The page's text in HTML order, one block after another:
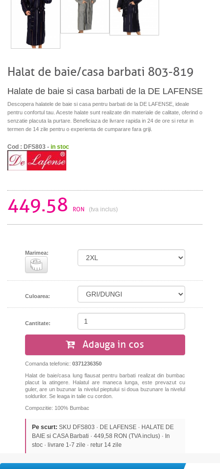
Halat de baie/casa barbati 803-819
Halate de baie si casa barbati de la DE LAFENSE
Descopera halatele de baie si casa pentru barbati de la DE LAFENSE, ideale
pentru confortul tau. Aceste halate sunt realizate din materiale de calitate, oferind o
senzatie placuta la purtare. Beneficiaza de livrare rapida in 24 de ore si retur in
termen de 14 zile pentru o experienta de cumparare fara griji.
Cod : DFS803 - in stoc
449.58 RON (tva inclus)
Marimea:
Culoarea:
Cantitate:
Adauga in cos
Comanda telefonic: 0371236350
Halat de baie/casa lung flausat pentru barbati realizat din bumbac
placut la atingere. Halatul are maneca lunga, este prevazut cu
guler, are un buzunar la nivelul pieptului si doua buzunare la nivelul
soldurilor. Se leaga in talie cu cordon.
Compozitie: 100% Bumbac
Pe scurt: SKU DFS803 · DE LAFENSE · HALATE DE
BAIE si CASA Barbati · 449,58 RON (TVA inclus) · In
stoc · livrare 1-7 zile · retur 14 zile